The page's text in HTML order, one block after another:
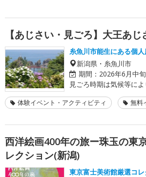
【あじさい・見ごろ】大王あじ
糸魚川市能生にある個
新潟県・糸魚川市
期間： 2026年6月中
見ごろ時期は気候等に
体験イベント・アクティビティ 無料
西洋絵画400年の旅ー珠玉の東
レクション(新潟)
東京富士美術館厳選コ